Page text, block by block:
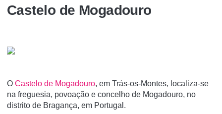
Castelo de Mogadouro
O Castelo de Mogadouro, em Trás-os-Montes, localiza-se
na freguesia, povoação e concelho de Mogadouro, no
distrito de Bragança, em Portugal.